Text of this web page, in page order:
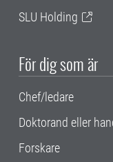
SLU Holding
För dig som är
Chef/ledare
Doktorand eller
Forskare